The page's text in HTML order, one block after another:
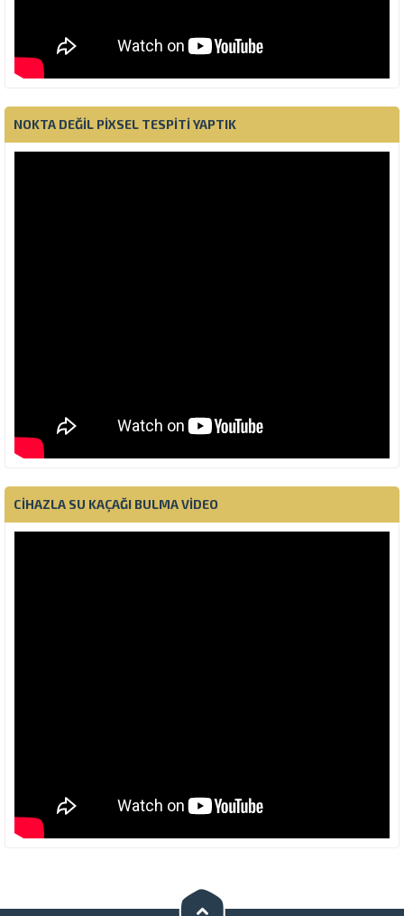
NOKTA DEĞIL PIXSEL TESPITI YAPTIK
CIHAZLA SU KAÇAĞI BULMA VIDEO